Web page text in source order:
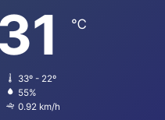
℃
33º - 22º
55%
0.92 km/h